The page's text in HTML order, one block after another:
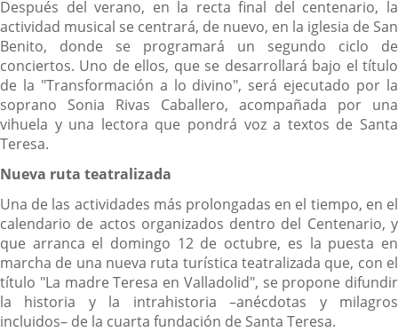
Después del verano, en la recta final del centenario, la
actividad musical se centrará, de nuevo, en la iglesia de San
Benito, donde se programará un segundo ciclo de
conciertos. Uno de ellos, que se desarrollará bajo el título
de la "Transformación a lo divino", será ejecutado por la
soprano Sonia Rivas Caballero, acompañada por una
vihuela y una lectora que pondrá voz a textos de Santa
Teresa.
Nueva ruta teatralizada
Una de las actividades más prolongadas en el tiempo, en el
calendario de actos organizados dentro del Centenario, y
que arranca el domingo 12 de octubre, es la puesta en
marcha de una nueva ruta turística teatralizada que, con el
título "La madre Teresa en Valladolid", se propone difundir
la historia y la intrahistoria –anécdotas y milagros
incluidos– de la cuarta fundación de Santa Teresa.